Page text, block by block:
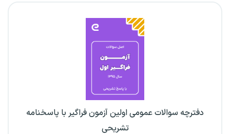
دفترچه سوالات عمومی اولین آزمون فراگیر با پاسخنامه
تشریحی